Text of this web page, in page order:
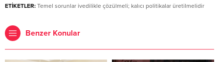
ETİKETLER: Temel sorunlar ivedilikle çözülmeli; kalıcı politikalar üretilmelidir
Benzer Konular